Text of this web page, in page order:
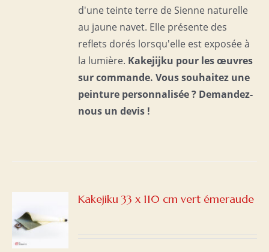
d'une teinte terre de Sienne naturelle
au jaune navet. Elle présente des
reflets dorés lorsqu'elle est exposée à
la lumière. Kakejijku pour les œuvres
sur commande. Vous souhaitez une
peinture personnalisée ? Demandez-
nous un devis !
Kakejiku 33 x 110 cm vert émeraude